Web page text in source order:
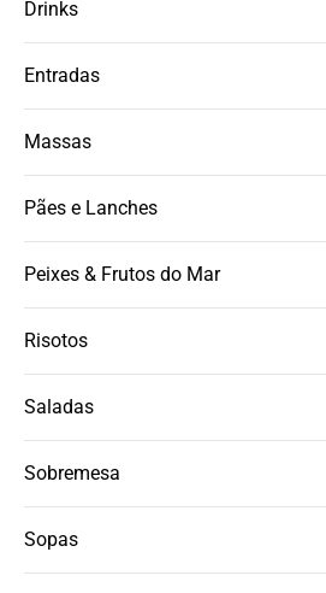
Drinks
Entradas
Massas
Pães e Lanches
Peixes & Frutos do Mar
Risotos
Saladas
Sobremesa
Sopas